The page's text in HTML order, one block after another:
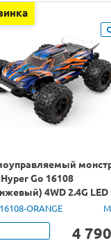
Go 16108
4WD 2.4G LED
ORANGE
4 790